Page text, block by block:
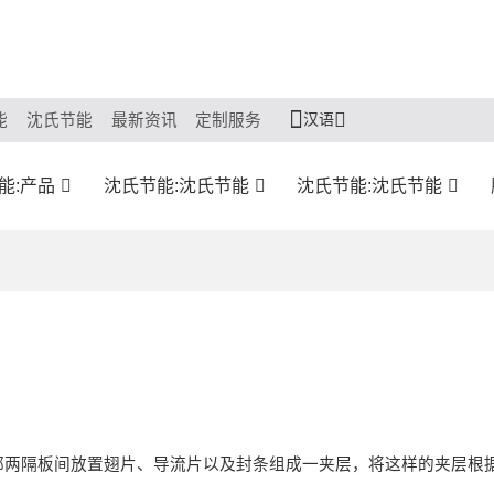
沈氏节能 最新资讯 定制服务 汉语
:产品 沈氏节能:沈氏节能 沈氏节能:沈氏节能
隔板间放置翅片、导流片以及封条组成一夹层，将这样的夹层